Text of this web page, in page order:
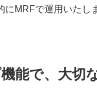
MRFで運用いたし
能で、大切